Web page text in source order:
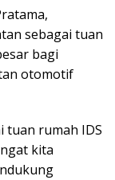
,
sebagai tuan
bagi
otomotif
tuan rumah IDS
kita